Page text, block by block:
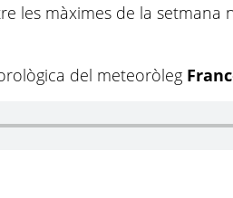
les màximes de la setmana
del meteoròleg